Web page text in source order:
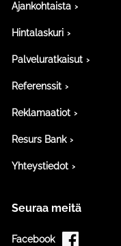
Ajankohtaista
Hintalaskuri
Palveluratkaisut
Referenssit
Reklamaatiot
Resurs Bank
Yhteystiedot
Seuraa meitä
Facebook